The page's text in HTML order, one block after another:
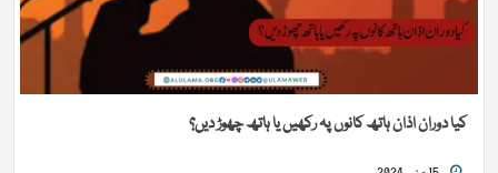
کیا دوران اذان ہاتھ کانوں پہ رکھیں یا ہاتھ چھوڑ دیں؟